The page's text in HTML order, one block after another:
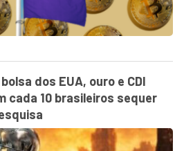
dos EUA, ouro e CDI
cada 10 brasileiros sequer